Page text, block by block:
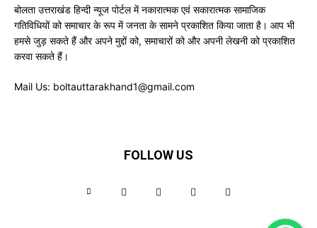
बोलता उत्तराखंड हिन्दी न्यूज पोर्टल में नकारात्मक एवं सकारात्मक सामाजिक
गतिविधियों को समाचार के रूप में जनता के सामने प्रकाशित किया जाता है। आप भी
हमसे जुड़ सकते हैं और अपने मुद्दों को, समाचारों को और अपनी लेखनी को प्रकाशित
करवा सकते हैं।
Mail Us: boltauttarakhand1@gmail.com
FOLLOW US